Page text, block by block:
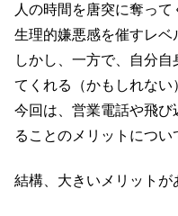
人の時間を唐突に奪って
生理的嫌悪感を催すレベ
しかし、一方で、自分
てくれる（かもしれない
今回は、営業電話や飛
ることのメリットについ
結構、大きいメリットが